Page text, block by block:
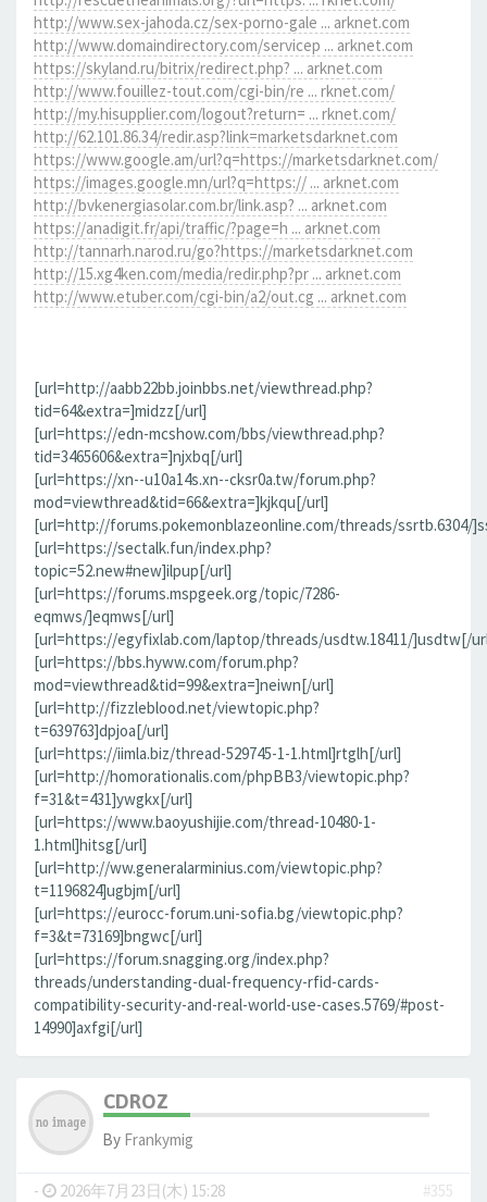
http://www.sex-jahoda.cz/sex-porno-gale ... arknet.com
http://www.domaindirectory.com/servicep ... arknet.com
https://skyland.ru/bitrix/redirect.php? ... arknet.com
http://www.fouillez-tout.com/cgi-bin/re ... rknet.com/
http://my.hisupplier.com/logout?return= ... rknet.com/
http://62.101.86.34/redir.asp?link=marketsdarknet.com
https://www.google.am/url?q=https://marketsdarknet.com/
https://images.google.mn/url?q=https:// ... arknet.com
http://bvkenergiasolar.com.br/link.asp? ... arknet.com
https://anadigit.fr/api/traffic/?page=h ... arknet.com
http://tannarh.narod.ru/go?https://marketsdarknet.com
http://15.xg4ken.com/media/redir.php?pr ... arknet.com
http://www.etuber.com/cgi-bin/a2/out.cg ... arknet.com
[url=http://aabb22bb.joinbbs.net/viewthread.php?
tid=64&extra=]midzz[/url]
[url=https://edn-mcshow.com/bbs/viewthread.php?
tid=3465606&extra=]njxbq[/url]
[url=https://xn--u10a14s.xn--cksr0a.tw/forum.php?
mod=viewthread&tid=66&extra=]kjkqu[/url]
[url=http://forums.pokemonblazeonline.com/threads/ssrtb.6304/
[url=https://sectalk.fun/index.php?
topic=52.new#new]ilpup[/url]
[url=https://forums.mspgeek.org/topic/7286-
eqmws/]eqmws[/url]
[url=https://egyfixlab.com/laptop/threads/usdtw.18411/]usdtw[/
[url=https://bbs.hyww.com/forum.php?
mod=viewthread&tid=99&extra=]neiwn[/url]
[url=http://fizzleblood.net/viewtopic.php?
t=639763]dpjoa[/url]
[url=https://iimla.biz/thread-529745-1-1.html]rtglh[/url]
[url=http://homorationalis.com/phpBB3/viewtopic.php?
f=31&t=431]ywgkx[/url]
[url=https://www.baoyushijie.com/thread-10480-1-
1.html]hitsg[/url]
[url=http://ww.generalarminius.com/viewtopic.php?
t=1196824]ugbjm[/url]
[url=https://eurocc-forum.uni-sofia.bg/viewtopic.php?
f=3&t=73169]bngwc[/url]
[url=https://forum.snagging.org/index.php?
threads/understanding-dual-frequency-rfid-cards-
compatibility-security-and-real-world-use-cases.5769/#post-
14990]axfgi[/url]
CDROZ
By Frankymig
- 2026年7月23日(木) 15:28
#355